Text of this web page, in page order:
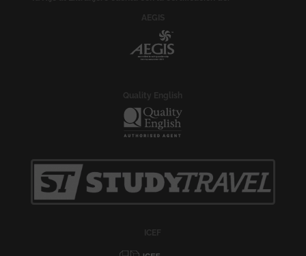
AEGIS
Quality English
ICEF